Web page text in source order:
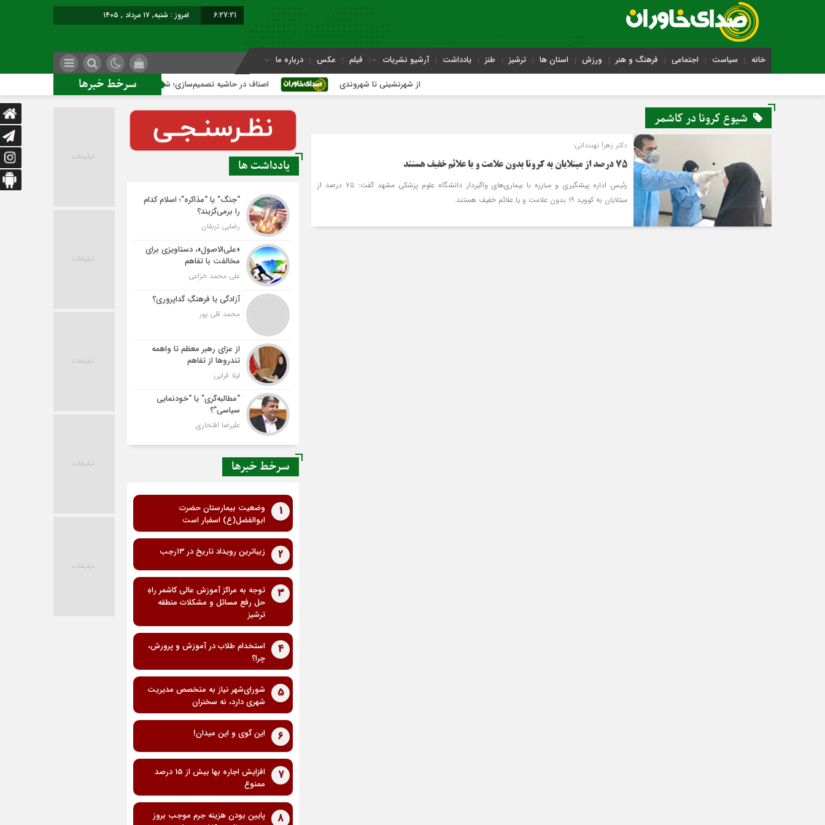
6:27:22 امروز : شنبه, ۱۷ مرداد , ۱۴۰۵
خانه سیاست اجتماعی فرهنگ و هنر ورزش استان ها ترشیز طنز یادداشت آرشیو نشریات فیلم عکس درباره ما
سرخط خبرها از شهرنشینی تا شهروندی اصناف در حاشیه تصمیم‌سازی؛ شهر بدون بازار به کجا می‌رسد؟
شیوع کرونا در کاشمر
دکتر زهرا نهبندانی:
۷۵ درصد از مبتلایان به کرونا بدون علامت و یا علائم خفیف هستند
رئیس اداره پیشگیری و مبارزه با بیماری‌های واگیردار دانشگاه علوم پزشکی مشهد گفت: ۷۵ درصد از
مبتلایان به کووید ۱۹ بدون علامت و یا علائم خفیف هستند.
یادداشت ها
“جنگ” یا “مذاکره”؛ اسلام کدام
را برمی‌گزیند؟
رضایی تربقان
«علی‌الاصول»، دستاویزی برای
مخالفت با تفاهم
علی محمد خزاعی
آزادگی یا فرهنگِ گداپروری؟
محمد قلی پور
از عزای رهبر معظم تا واهمه
تندروها از تفاهم
لیلا قرایی
“مطالبه‌گری” یا “خودنمایی
سیاسی”؟
علیرضا افتخاری
سرخط خبرها
1
وضعیت بیمارستان حضرت
ابوالفضل(ع) اسفبار است
2 زیباترین رویداد تاریخ در ۱۳رجب
3
توجه به مراکز آموزش عالی کاشمر راهِ
حل رفع مسائل و مشکلات منطقه
ترشیز
4
استخدام طلاب در آموزش و پرورش،
چرا؟
5
شورای‌شهر نیاز به متخصص مدیریت
شهری دارد، نه سخنران
6 این گوی و این میدان!
7
افزایش اجاره بها بیش از 15 درصد
ممنوع
8
پایین بودن هزینه جرم موجب بروز